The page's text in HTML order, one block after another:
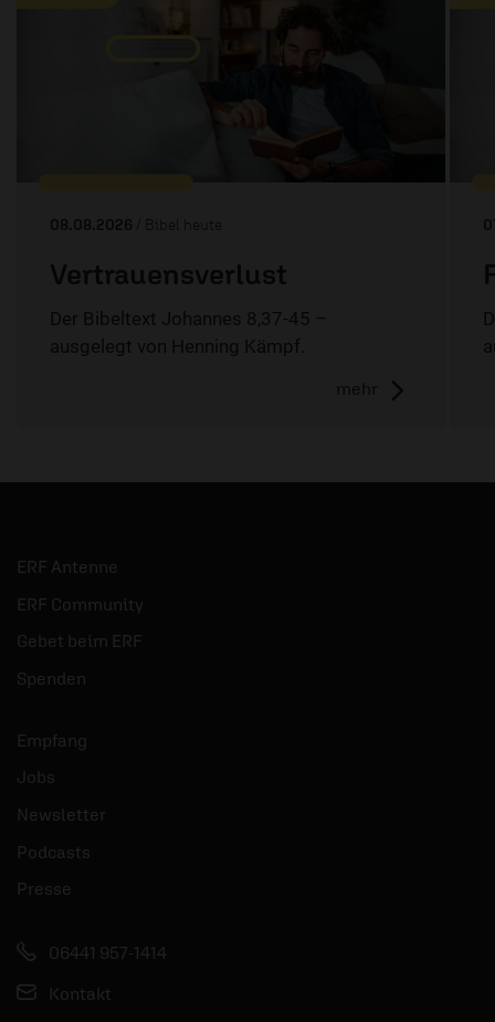
08.08.2026 / Bibel heute
Vertrauensverlust
Der Bibeltext Johannes 8,37-45 –
ausgelegt von Henning Kämpf.
mehr
ERF Antenne
ERF Community
Gebet beim ERF
Spenden
Empfang
Jobs
Newsletter
Podcasts
Presse
06441 957-1414
Kontakt